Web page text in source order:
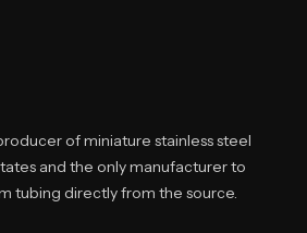
of miniature stainless steel
and the only manufacturer to
tubing directly from the source.